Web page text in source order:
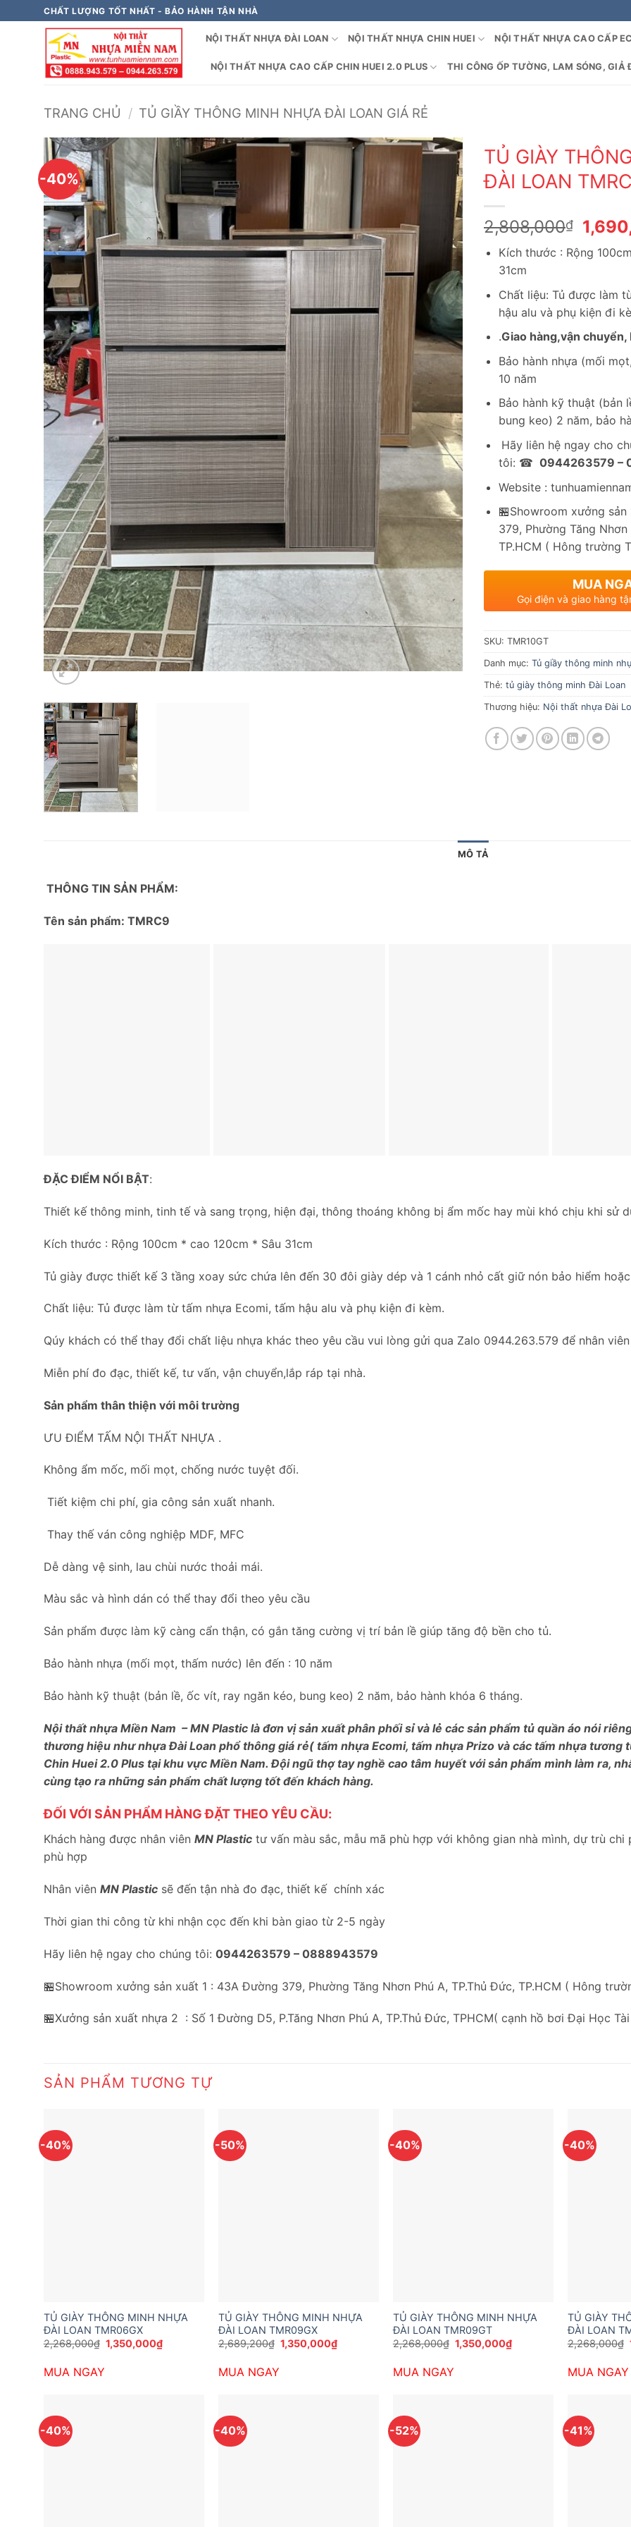
qua
CHẤT LƯỢNG TỐT NHẤT - BẢO HÀNH TẬN NHÀ
NỘI THẤT NHỰA ĐÀI LOAN NỘI THẤT NHỰA CHIN HUEI NỘI THẤT NHỰA CAO CẤP
NỘI THẤT NHỰA CAO CẤP CHIN HUEI 2.0 PLUS THI CÔNG ỐP TƯỜNG, LAM SÓNG, GIẢ
TRANG CHỦ / TỦ GIẦY THÔNG MINH NHỰA ĐÀI LOAN GIÁ RẺ
-40%
TỦ GIÀY
ĐÀI LOAN
2,808,000₫
Giá
gốc
là:
Kích thước : Rộng
31cm
Chất liệu: Tủ được làm
hậu alu và phụ kiện đi
.Giao hàng,vận
Bảo hành nhựa (mối
10 năm
Bảo hành kỹ thuật (bản
bung keo) 2 năm, bảo
Hãy liên hệ ngay cho
tôi: ☎ 0944263579 –
Website :
🏪Showroom xưởng
379, Phường Tăng Nhơn
TP.HCM ( Hông trường
MUA
Gọi điện và giao hàng
SKU: TMR10GT
Danh mục: Tủ giầy thông minh
Thẻ: tủ giày thông minh Đài Loan
Thương hiệu: Nội thất nhựa Đài
MÔ TẢ
THÔNG TIN SẢN PHẨM:
Tên sản phẩm: TMRC9
ĐẶC ĐIỂM NỔI BẬT:
Thiết kế thông minh, tinh tế và sang trọng, hiện đại, thông thoáng không bị ẩm mốc hay mùi khó chịu khi sử
Kích thước : Rộng 100cm * cao 120cm * Sâu 31cm
Tủ giày được thiết kế 3 tầng xoay sức chứa lên đến 30 đôi giày dép và 1 cánh nhỏ cất giữ nón bảo hiểm
Chất liệu: Tủ được làm từ tấm nhựa Ecomi, tấm hậu alu và phụ kiện đi kèm.
Qúy khách có thể thay đổi chất liệu nhựa khác theo yêu cầu vui lòng gửi qua Zalo 0944.263.579 để nhân
Miễn phí đo đạc, thiết kế, tư vấn, vận chuyển,lắp ráp tại nhà.
Sản phẩm thân thiện với môi trường
ƯU ĐIỂM TẤM NỘI THẤT NHỰA .
Không ẩm mốc, mối mọt, chống nước tuyệt đối.
Tiết kiệm chi phí, gia công sản xuất nhanh.
Thay thế ván công nghiệp MDF, MFC
Dễ dàng vệ sinh, lau chùi nước thoải mái.
Màu sắc và hình dán có thể thay đổi theo yêu cầu
Sản phẩm được làm kỹ càng cẩn thận, có gắn tăng cường vị trí bản lề giúp tăng độ bền cho tủ.
Bảo hành nhựa (mối mọt, thấm nước) lên đến : 10 năm
Bảo hành kỹ thuật (bản lề, ốc vít, ray ngăn kéo, bung keo) 2 năm, bảo hành khóa 6 tháng.
Nội thất nhựa Miền Nam – MN Plastic là đơn vị sản xuất phân phối sỉ và lẻ các sản phẩm tủ quần áo nói
thương hiệu như nhựa Đài Loan phổ thông giá rẻ( tấm nhựa Ecomi, tấm nhựa Prizo và các tấm nhựa tương
Chin Huei 2.0 Plus tại khu vực Miền Nam. Đội ngũ thợ tay nghề cao tâm huyết với sản phẩm mình làm ra,
cùng tạo ra những sản phẩm chất lượng tốt đến khách hàng.
ĐỐI VỚI SẢN PHẨM HÀNG ĐẶT THEO YÊU CẦU:
Khách hàng được nhân viên MN Plastic tư vấn màu sắc, mẫu mã phù hợp với không gian nhà mình, dự trù
phù hợp
Nhân viên MN Plastic sẽ đến tận nhà đo đạc, thiết kế chính xác
Thời gian thi công từ khi nhận cọc đến khi bàn giao từ 2-5 ngày
Hãy liên hệ ngay cho chúng tôi: 0944263579 – 0888943579
🏪Showroom xưởng sản xuất 1 : 43A Đường 379, Phường Tăng Nhơn Phú A, TP.Thủ Đức, TP.HCM ( Hông
🏪Xưởng sản xuất nhựa 2 : Số 1 Đường D5, P.Tăng Nhơn Phú A, TP.Thủ Đức, TPHCM( cạnh hồ bơi Đại Học
SẢN PHẨM TƯƠNG TỰ
-40%
TỦ GIÀY THÔNG MINH NHỰA
ĐÀI LOAN TMR06GX
2,268,000₫ Giá
gốc
1,350,000₫Giá
MUA NGAY
-50%
TỦ GIÀY THÔNG MINH NHỰA
ĐÀI LOAN TMR09GX
2,689,200₫ Giá
gốc
1,350,000₫Giá
MUA NGAY
-40%
TỦ GIÀY THÔNG MINH NHỰA
ĐÀI LOAN TMR09GT
2,268,000₫ Giá
gốc
1,350,000₫Giá
MUA NGAY
-40%
TỦ GIÀY
ĐÀI LOAN
2,268,000₫
MUA NGAY
-40% -40% -52% -41%